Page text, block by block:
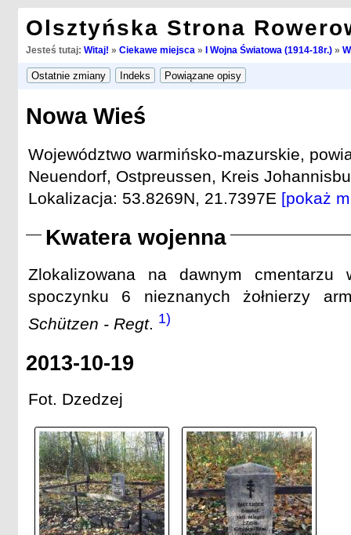
Olsztyńska Strona
Jesteś tutaj: Witaj! » Ciekawe miejsca » I Wojna Światowa (1914-18r.)»
Nowa Wieś
Województwo warmińsko-mazurskie,
Neuendorf, Ostpreussen, Kreis
Lokalizacja: 53.8269N, 21.7397E [pokaż
Kwatera wojenna
Zlokalizowana na dawnym cmentarzu
spoczynku 6 nieznanych żołnierzy
Schützen - Regt. 1)
2013-10-19
Fot. Dzedzej